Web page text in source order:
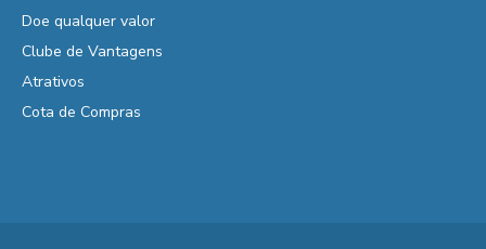
Doe qualquer valor
Clube de Vantagens
Atrativos
Cota de Compras